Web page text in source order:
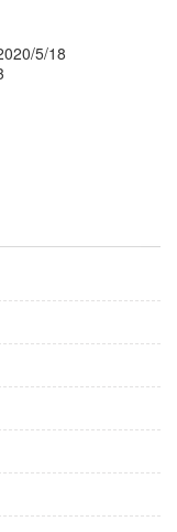
擦拭地板一次。
较干燥时，每两天
5/18